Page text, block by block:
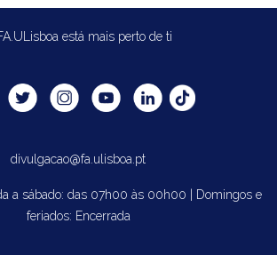
está mais perto de ti
divulgacao@fa.ulisboa.pt
a sábado: das 07h00 às 00h00 | Domingos e
feriados: Encerrada